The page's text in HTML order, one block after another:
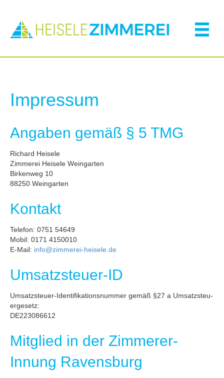
Impres­sum
Anga­ben gemäß § 5 TMG
Richard Hei­se­le
Zimmerei Hei­se­le Wein­gar­ten
Bir­ken­weg 10
88250 Wein­gar­ten
Kon­takt
Tele­fon: 0751 54649
Mobil: 0171 4150010
E‑Mail: info@zimmerei-heisele.de
Umsatz­steu­er-ID
Umsatz­steu­er-Iden­ti­fi­ka­ti­ons­num­mer gemäß §27 a Umsatz­steu­
er­ge­setz:
DE223086612
Mit­glied in der Zim­me­rer-
Innung Ravens­burg